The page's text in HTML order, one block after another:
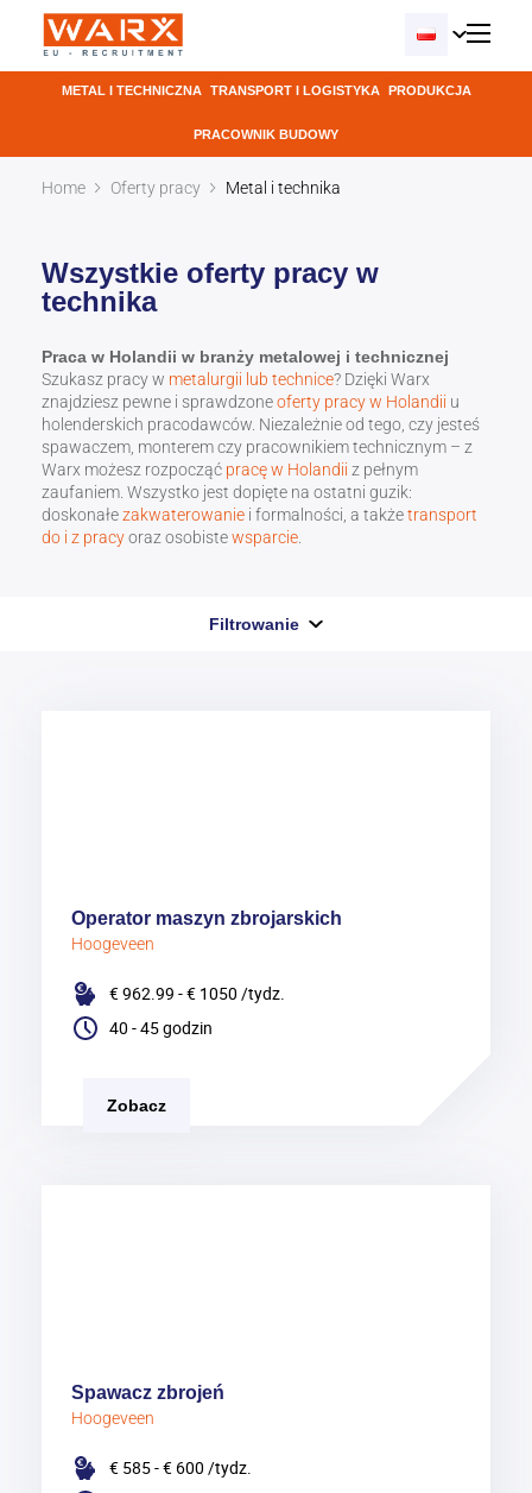
METAL I TECHNICZNA TRANSPORT I LOGISTYKA PRODUKCJA
PRACOWNIK BUDOWY
Home Oferty pracy Metal i technika
Wszystkie oferty pracy w
technika
Praca w Holandii w branży metalowej i technicznej
Szukasz pracy w metalurgii lub technice? Dzięki Warx
znajdziesz pewne i sprawdzoneoferty pracy w Holandii u
holenderskich pracodawców. Niezależnie od tego, czy jesteś
spawaczem, monterem czy pracownikiem technicznym – z
Warx możesz rozpocząć pracę w Holandii z pełnym
zaufaniem. Wszystko jest dopięte na ostatni guzik:
doskonałezakwaterowanie i formalności, a takżetransport
do i z pracyoraz osobistewsparcie.
Filtrowanie
Operator maszyn zbrojarskich
Hoogeveen
€ 962.99 - € 1050 /tydz.
40 - 45 godzin
Zobacz
Spawacz zbrojeń
Hoogeveen
€ 585 - € 600 /tydz.